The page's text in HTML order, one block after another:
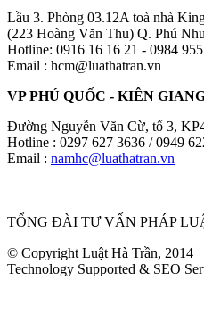
Lầu 3. Phòng 03.12A toà nhà
(223 Hoàng Văn Thu) Q. Phú
Hotline: 0916 16 16 21 - 0984
Email : hcm@luathatran.vn
VP PHÚ QUỐC - KIÊN
Đường Nguyễn Văn Cừ, tổ 3,
Hotline : 0297 627 3636 / 0949
Email : namhc@luathatran.vn
TỔNG ĐÀI TƯ VẤN PHÁP
© Copyright Luật Hà Trần, 2014
Technology Supported & SEO